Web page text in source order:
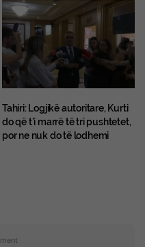
Tahiri: Logjikë autoritare, Kurti
do që t’i marrë të tri pushtetet,
por ne nuk do të lodhemi